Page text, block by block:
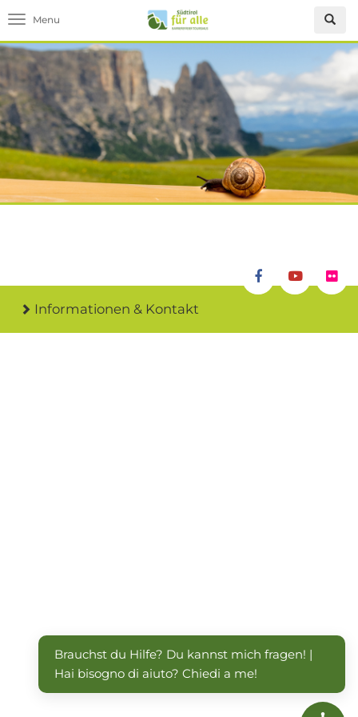
Toggle navigation
Informationen & Kontakt
Brauchst du Hilfe? Du kannst mich fragen! |
Hai bisogno di aiuto? Chiedi a me!